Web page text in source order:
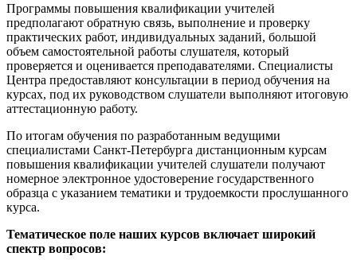
Программы повышения квалификации учителей
предполагают обратную связь, выполнение и проверку
практических работ, индивидуальных заданий, большой
объем самостоятельной работы слушателя, который
проверяется и оценивается преподавателями. Специалисты
Центра предоставляют консультации в период обучения на
курсах, под их руководством слушатели выполняют итоговую
аттестационную работу.
По итогам обучения по разработанным ведущими
специалистами Санкт-Петербурга дистанционным курсам
повышения квалификации учителей слушатели получают
номерное электронное удостоверение государственного
образца с указанием тематики и трудоемкости прослушанного
курса.
Тематическое поле наших курсов включает широкий
спектр вопросов: